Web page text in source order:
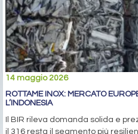
14 maggio 2026
ROTTAME INOX: MERCATO
L’INDONESIA
Il BIR rileva domanda solida e
il 316 resta il segmento più